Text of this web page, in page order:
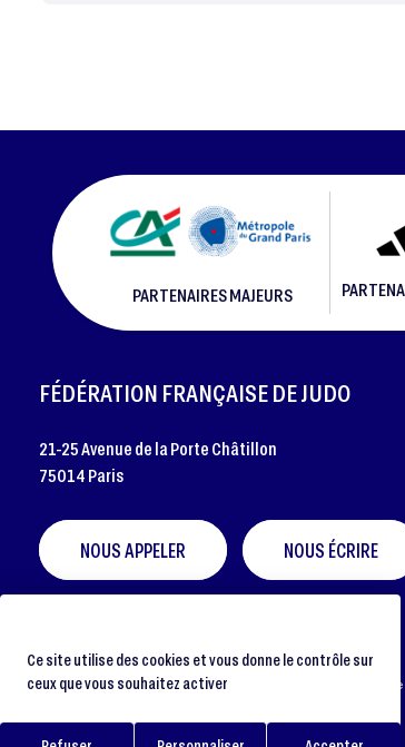
PARTENAIRES MAJEURS
FOOTER
FÉDÉRATION FRANÇAISE DE JUDO
21-25 Avenue de la Porte Châtillon
75014 Paris
NOUS APPELER NOUS ÉCRIRE
Préférences cookies Protection des données
Ce site utilise des cookies et vous donne le contrôle sur
ceux que vous souhaitez activer